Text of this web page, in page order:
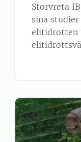
Storvreta
sina
elitidrotten